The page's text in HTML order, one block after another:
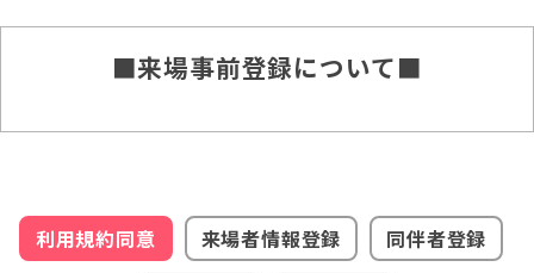
■来場事前登録について■
利用規約同意 来場者情報登録
同伴者登録